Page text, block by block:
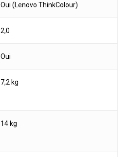
Oui (Lenovo ThinkColour)
2,0
Oui
7,2 kg
14 kg